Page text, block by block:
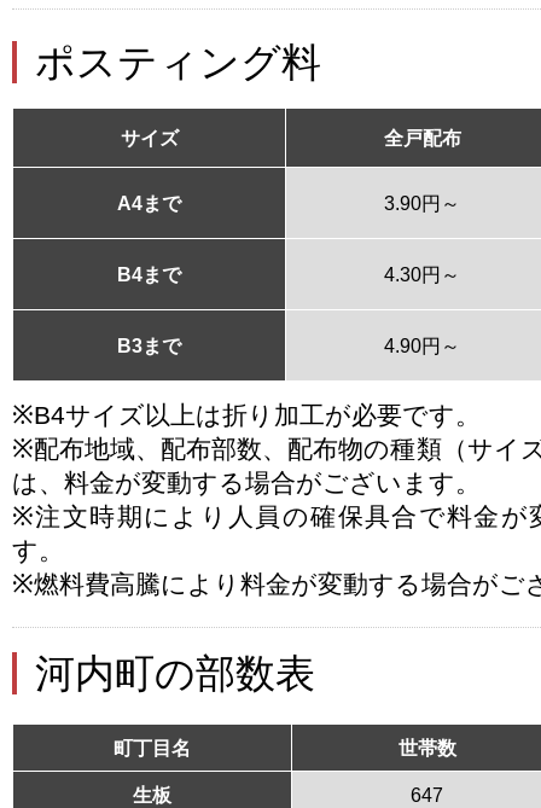
ポスティング料
サイズ 全戸配布
A4まで 3.90円～
B4まで 4.30円～
B3まで 4.90円～
※B4サイズ以上は折り加工が必要です。
※配布地域、配布部数、配布物の種類（サイ
は、料金が変動する場合がございます。
※注文時期により人員の確保具合で料金が
す。
※燃料費高騰により料金が変動する場合がご
河内町の部数表
町丁目名 世帯数
生板 647